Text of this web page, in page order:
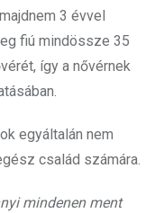
3 évvel
fiú mindössze 35
így a nővérnek
egyáltalán nem
család számára.
mindenen ment